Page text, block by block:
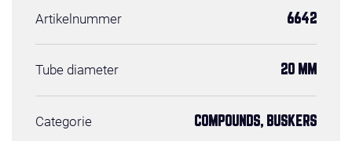
Artikelnummer 6642
Tube diameter 20 MM
Categorie COMPOUNDS, BUSKERS